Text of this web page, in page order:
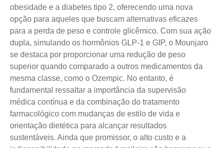
obesidade e a diabetes tipo 2, oferecendo uma nova
opção para aqueles que buscam alternativas eficazes
para a perda de peso e controle glicêmico. Com sua ação
dupla, simulando os hormônios GLP-1 e GIP, o Mounjaro
se destaca por proporcionar uma redução de peso
superior quando comparado a outros medicamentos da
mesma classe, como o Ozempic. No entanto, é
fundamental ressaltar a importância da supervisão
médica contínua e da combinação do tratamento
farmacológico com mudanças de estilo de vida e
orientação dietética para alcançar resultados
sustentáveis. Ainda que promissor, o alto custo e a